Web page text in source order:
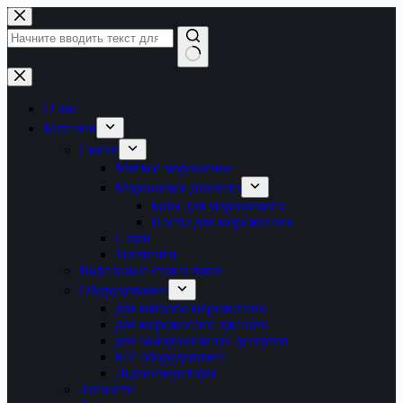
Перейти
к
сути
Ничего
не
найденоО нас
Магазин
Смеси
Мягкое мороженое
Мороженое джелато
Базы для мороженого
Пасты для мороженого
Слаш
Топпинги
Вафельные стаканчики
Оборудование
для мягкого мороженого
для мороженого джелато
для замороженных десертов
Б/У оборудование
Льдогенераторы
Запчасти